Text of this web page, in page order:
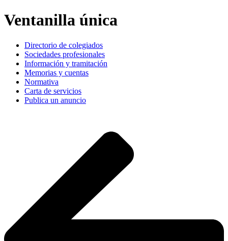
Ventanilla única
Directorio de colegiados
Sociedades profesionales
Información y tramitación
Memorias y cuentas
Normativa
Carta de servicios
Publica un anuncio